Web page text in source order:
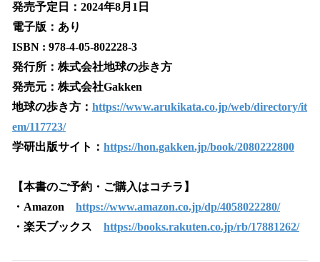
発売予定日：2024年8月1日
電子版：あり
ISBN : 978-4-05-802228-3
発行所：株式会社地球の歩き方
発売元：株式会社Gakken
地球の歩き方： https://www.arukikata.co.jp/web/directory/it
em/117723/
学研出版サイト： https://hon.gakken.jp/book/2080222800
【本書のご予約・ご購入はコチラ】
・Amazon https://www.amazon.co.jp/dp/4058022280/
・楽天ブックス https://books.rakuten.co.jp/rb/17881262/